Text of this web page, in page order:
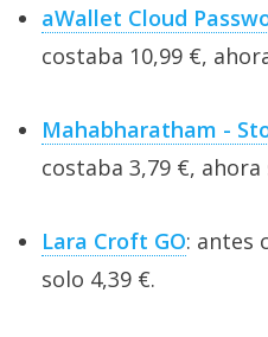
aWallet Cloud
costaba 10,99 €,
Mahabharatham -
costaba 3,79 €, ahora
Lara Croft GO: antes
solo 4,39 €.